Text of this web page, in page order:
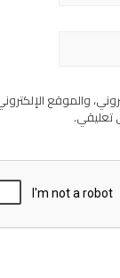
والموقع
تعليقي.